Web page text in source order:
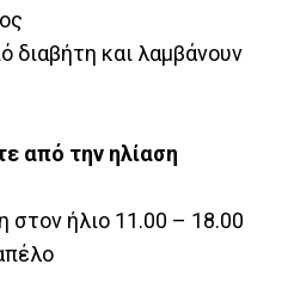
διαβήτη και λαμβάνουν
από την ηλίαση
ήλιο 11.00 – 18.00